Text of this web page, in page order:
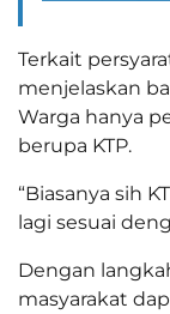
Terkait
menjelaskan
Warga hanya
berupa KTP.
“Biasanya sih
lagi sesuai
Dengan
masyarakat